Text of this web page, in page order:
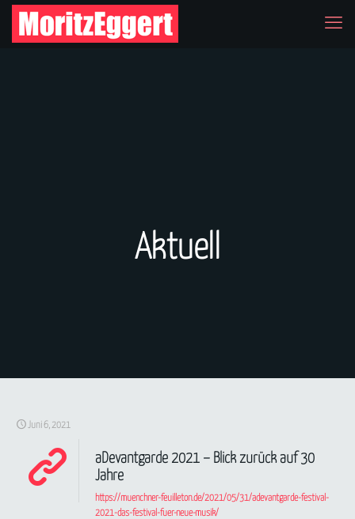
Aktuell
Juni 6, 2021
aDevantgarde 2021 – Blick zurück auf 30
Jahre
https://muenchner-feuilleton.de/2021/05/31/adevantgarde-festival-
2021-das-festival-fuer-neue-musik/